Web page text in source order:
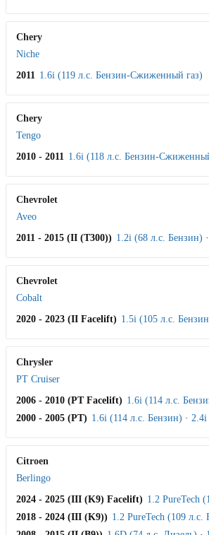
Chery
Niche
2011 1.6i (119 л.с. Бензин-Сжиженный газ)
Chery
Tengo
2010 - 2011 1.6i (118 л.с. Бензин-
Chevrolet
Aveo
2011 - 2015 (II (T300)) 1.2i (68 л.с. Бензин) ·
Chevrolet
Cobalt
2020 - 2023 (II Facelift) 1.5i (105 л.с.
Chrysler
PT Cruiser
2006 - 2010 (PT Facelift) 1.6i (114 л.с.
2000 - 2005 (PT) 1.6i (114 л.с. Бензин) · 2.4i
Citroen
Berlingo
2024 - 2025 (III (K9) Facelift) 1.2 PureTech
2018 - 2024 (III (K9)) 1.2 PureTech (109 л.с.